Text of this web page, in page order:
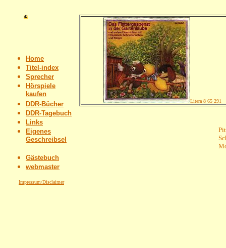
Home
Titel-index
Sprecher
Hörspiele
kaufen
DDR-Bücher
DDR-Tagebuch
Links
Eigenes
Geschreibsel
Gästebuch
webmaster
Impressum/Disclaimer
Litera 8 65 291